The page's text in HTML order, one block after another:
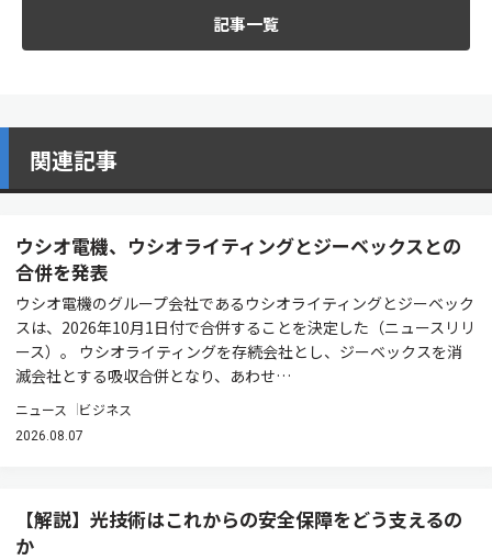
記事一覧
関連記事
ウシオ電機、ウシオライティングとジーベックスとの
合併を発表
ウシオ電機のグループ会社であるウシオライティングとジーベック
スは、2026年10月1日付で合併することを決定した（ニュースリリ
ース）。 ウシオライティングを存続会社とし、ジーベックスを消
滅会社とする吸収合併となり、あわせ…
ニュース ビジネス
2026.08.07
【解説】光技術はこれからの安全保障をどう支えるの
か